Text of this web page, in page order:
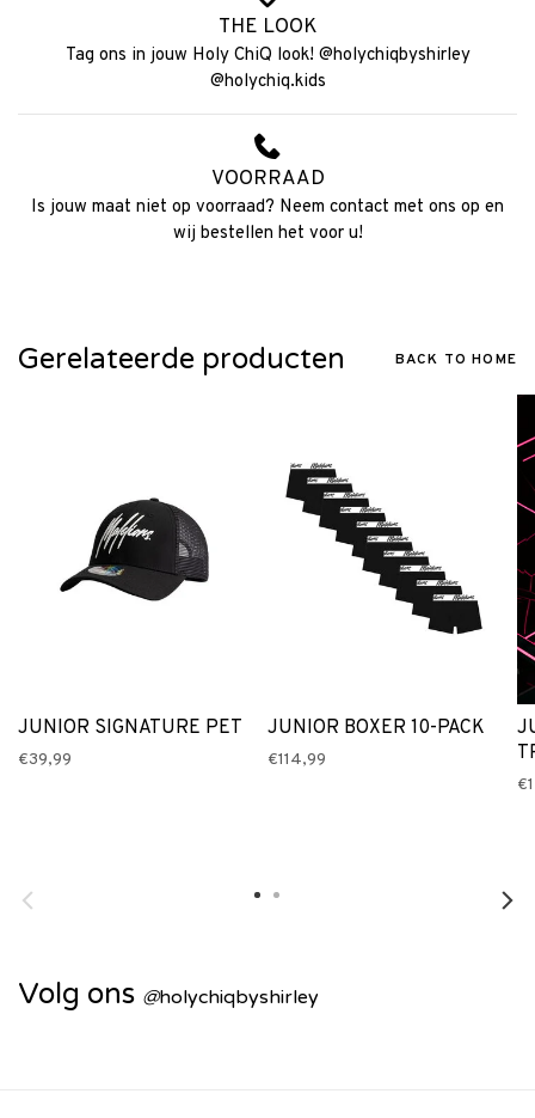
THE LOOK
Tag ons in jouw Holy ChiQ look! @holychiqbyshirley
@holychiq.kids
VOORRAAD
Is jouw maat niet op voorraad? Neem contact met ons op en
wij bestellen het voor u!
Gerelateerde producten BACK TO HOME
JUNIOR SIGNATURE PET
€39,99
JUNIOR BOXER 10-PACK
€114,99
Volg ons @holychiqbyshirley